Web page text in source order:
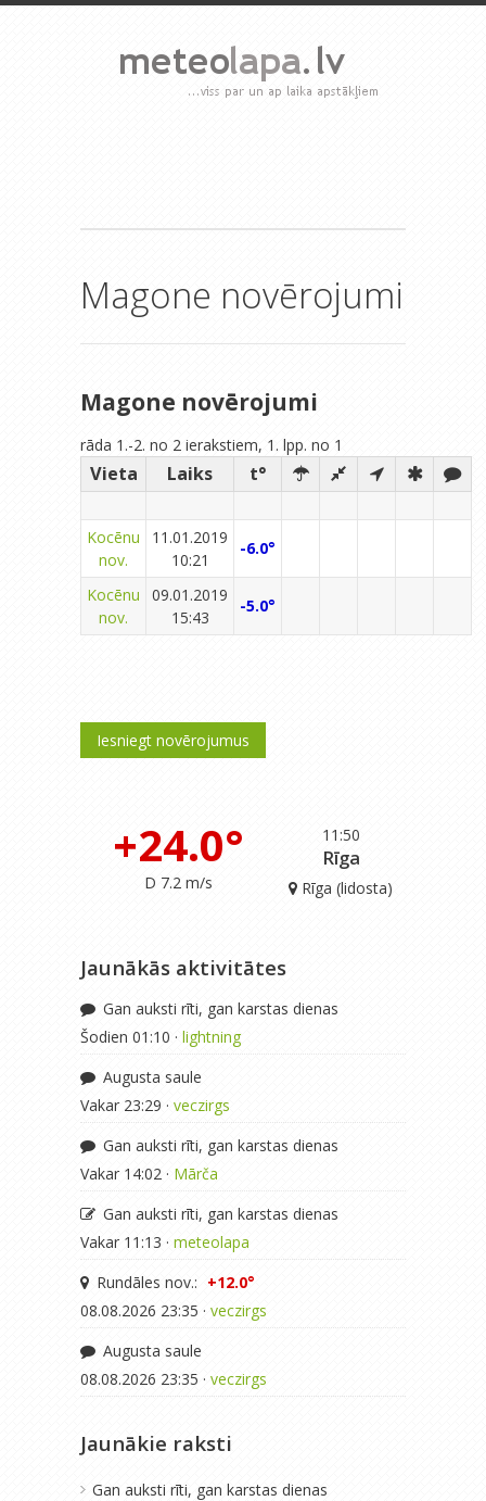
Magone novērojumi
Magone novērojumi
rāda 1.-2. no 2 ierakstiem, 1. lpp. no 1
Vieta Laiks t°
Kocēnu
nov.
11.01.2019
10:21
-6.0°
Kocēnu
nov.
09.01.2019
15:43
-5.0°
Iesniegt novērojumus
11:50
+24.0°
D 7.2 m/s
Rīga
Rīga (lidosta)
Jaunākās aktivitātes
Gan auksti rīti, gan karstas dienas
Šodien 01:10 · lightning
Augusta saule
Vakar 23:29 · veczirgs
Gan auksti rīti, gan karstas dienas
Vakar 14:02 · Mārča
Gan auksti rīti, gan karstas dienas
Vakar 11:13 · meteolapa
Rundāles nov.: +12.0°
08.08.2026 23:35 · veczirgs
Augusta saule
08.08.2026 23:35 · veczirgs
Jaunākie raksti
Gan auksti rīti, gan karstas dienas